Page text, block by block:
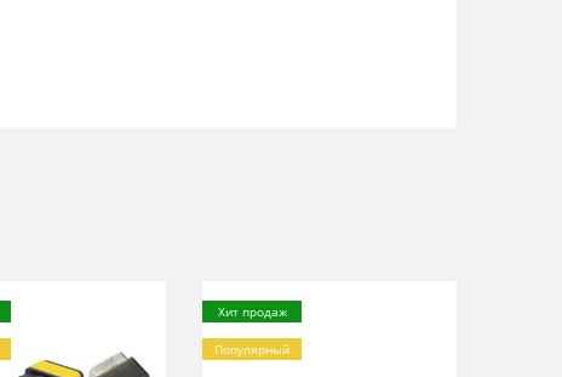
Хит продаж
Популярный